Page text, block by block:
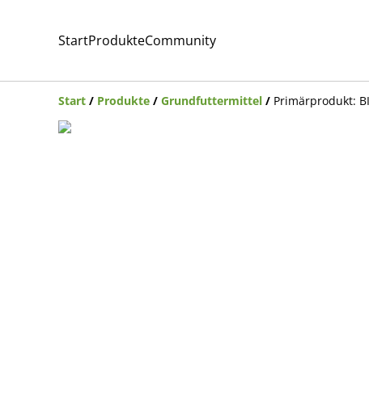
StartProdukteCommunity
Start / Produkte / Grundfuttermittel / Primärprodukt: